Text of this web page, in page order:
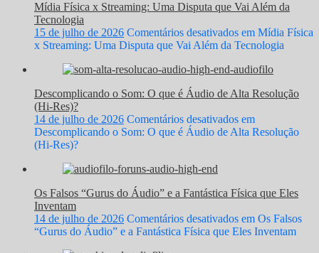
Mídia Física x Streaming: Uma Disputa que Vai Além da
Tecnologia
15 de julho de 2026 Comentários desativados em Mídia Física
x Streaming: Uma Disputa que Vai Além da Tecnologia
Descomplicando o Som: O que é Áudio de Alta Resolução
(Hi-Res)?
14 de julho de 2026 Comentários desativados em
Descomplicando o Som: O que é Áudio de Alta Resolução
(Hi-Res)?
Os Falsos “Gurus do Áudio” e a Fantástica Física que Eles
Inventam
14 de julho de 2026 Comentários desativados em Os Falsos
“Gurus do Áudio” e a Fantástica Física que Eles Inventam